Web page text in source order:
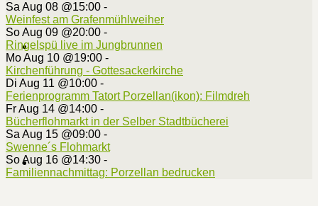
Sa Aug 08 @15:00 -
Weinfest am Grafenmühlweiher
So Aug 09 @20:00 -
Ringelspü live im Jungbrunnen
Mo Aug 10 @19:00 -
Kirchenführung - Gottesackerkirche
Di Aug 11 @10:00 -
Ferienprogramm Tatort Porzellan(ikon): Filmdreh
Fr Aug 14 @14:00 -
Bücherflohmarkt in der Selber Stadtbücherei
Sa Aug 15 @09:00 -
Swenne´s Flohmarkt
So Aug 16 @14:30 -
Familiennachmittag: Porzellan bedrucken